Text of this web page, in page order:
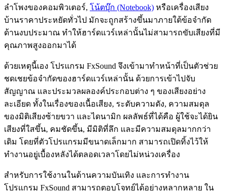
ลำโพงของคอมพิวเตอร์, โน้ตบุ๊ก (Notebook) หรือเครื่องเสียง
บ้านราคาประหยัดทั่วไป มักจะถูกสร้างขึ้นมาภายใต้ข้อจำกัด
ด้านงบประมาณ ทำให้ฮาร์ดแวร์เหล่านั้นไม่สามารถขับเสียงที่มี
คุณภาพสูงออกมาได้
ด้วยเหตุนี้เอง โปรแกรม FxSound จึงเข้ามาทำหน้าที่เป็นตัวช่วย
ชดเชยข้อจำกัดของฮาร์ดแวร์เหล่านั้น ด้วยการเข้าไปจับ
สัญญาณ และประมวลผลองค์ประกอบต่าง ๆ ของเสียงอย่าง
ละเอียด ทั้งในเรื่องของเนื้อเสียง, ระดับความดัง, ความสมดุล
ของมิติเสียงซ้ายขวา และไดนามิก ผลลัพธ์ที่ได้คือ ผู้ใช้จะได้ยิน
เสียงที่ใสขึ้น, คมชัดขึ้น, มีมิติที่ลึก และมีความสมดุลมากกว่า
เดิม โดยที่ตัวโปรแกรมมีขนาดเล็กมาก สามารถเปิดทิ้งไว้ให้
ทำงานอยู่เบื้องหลังได้ตลอดเวลาโดยไม่หน่วงเครื่อง
สำหรับการใช้งานในด้านความบันเทิง และการทำงาน
โปรแกรม FxSound สามารถตอบโจทย์ได้อย่างหลากหลาย ใน